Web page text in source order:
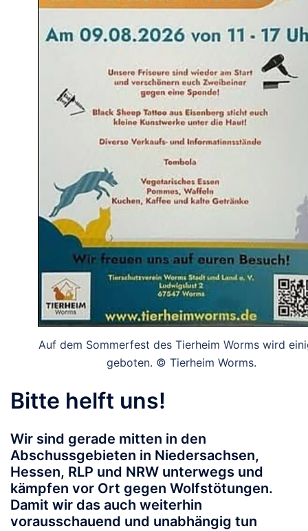
Auf dem Sommerfest des Tierheim Worms wird
geboten. © Tierheim Worms.
Bitte helft uns!
Wir sind gerade mitten in den
Abschussgebieten in Niedersachsen,
Hessen, RLP und NRW unterwegs und
kämpfen vor Ort gegen Wolfstötungen.
Damit wir das auch weiterhin
vorausschauend und unabhängig tun